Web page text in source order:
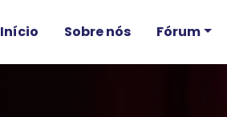
Início Sobre nós Fórum